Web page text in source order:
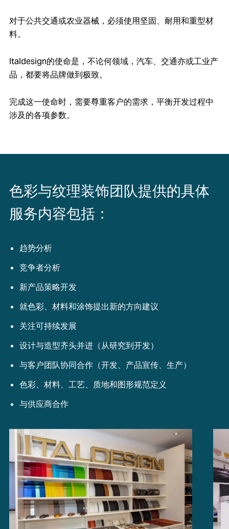
对于公共交通或农业器械，必须使用坚固、耐用和重型材
料。
Italdesign的使命是，不论何领域，汽车、交通亦或工业产
品，都要将品牌做到极致。
完成这一使命时，需要尊重客户的需求，平衡开发过程中
涉及的各项参数。
色彩与纹理装饰团队提供的具体
服务内容包括：
趋势分析
竞争者分析
新产品策略开发
就色彩、材料和涂饰提出新的方向建议
关注可持续发展
设计与造型齐头并进（从研究到开发）
与客户团队协同合作（开发、产品宣传、生产）
色彩、材料、工艺、质地和图形规范定义
与供应商合作